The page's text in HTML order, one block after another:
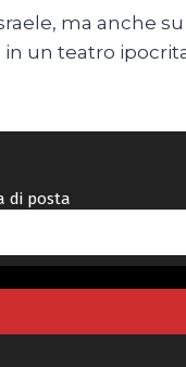
ma anche
un teatro
di posta